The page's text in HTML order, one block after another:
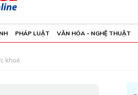
PHÁP LUẬT VĂN HÓA - NGHỆ THUẬT
khoẻ